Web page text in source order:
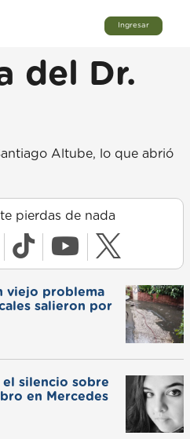
Ingresar
del Dr.
Altube, lo que abrió
pierdas de nada
viejo problema
salieron por
silencio sobre
en Mercedes